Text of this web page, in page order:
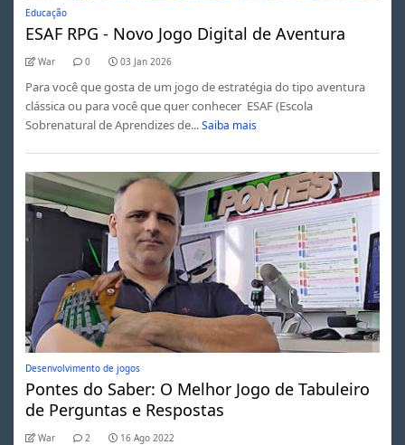
Educação
ESAF RPG - Novo Jogo Digital de Aventura
War 0 03 Jan 2026
Para você que gosta de um jogo de estratégia do tipo aventura
clássica ou para você que quer conhecer ESAF (Escola
Sobrenatural de Aprendizes de... Saiba mais
Desenvolvimento de jogos
Pontes do Saber: O Melhor Jogo de Tabuleiro
de Perguntas e Respostas
War 2 16 Ago 2022